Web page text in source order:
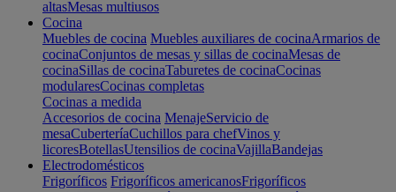
altasMesas multiusos
Cocina
Muebles de cocina Muebles auxiliares de cocinaArmarios de
cocinaConjuntos de mesas y sillas de cocinaMesas de
cocinaSillas de cocinaTaburetes de cocinaCocinas
modularesCocinas completas
Cocinas a medida
Accesorios de cocina MenajeServicio de
mesaCuberteríaCuchillos para chefVinos y
licoresBotellasUtensilios de cocinaVajillaBandejas
Electrodomésticos
Frigoríficos Frigoríficos americanosFrigoríficos